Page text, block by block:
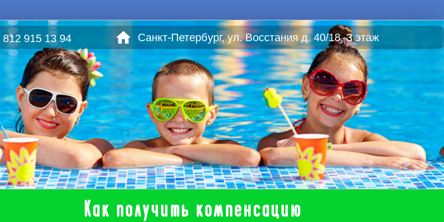
812 915 13 94 Санкт-Петербург, ул. Восстания д. 40/18, 3 этаж
Как получить компенсацию